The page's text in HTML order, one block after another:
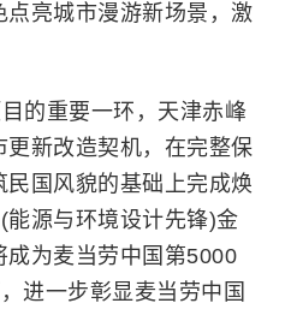
亮城市漫游新场景，激
的重要一环，天津赤峰
新改造契机，在完整保
国风貌的基础上完成焕
源与环境设计先锋)金
为麦当劳中国第5000
进一步彰显麦当劳中国